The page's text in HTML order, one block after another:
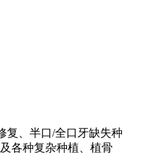
复、半口/全口牙缺失种
各种复杂种植、植骨